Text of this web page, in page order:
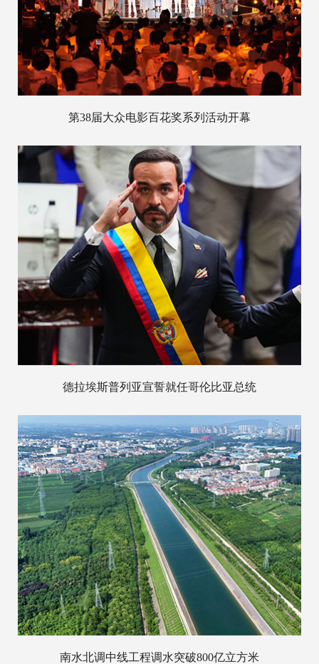
第38届大众电影百花奖系列活动开幕
德拉埃斯普列亚宣誓就任哥伦比亚总统
南水北调中线工程调水突破800亿立方米